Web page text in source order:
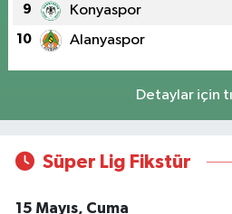
9 Konyaspor
10 Alanyaspor
Detaylar için
Süper Lig Fikstür
15 Mayıs, Cuma